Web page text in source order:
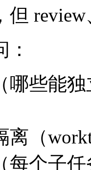
但
哪些能
离（
每个子